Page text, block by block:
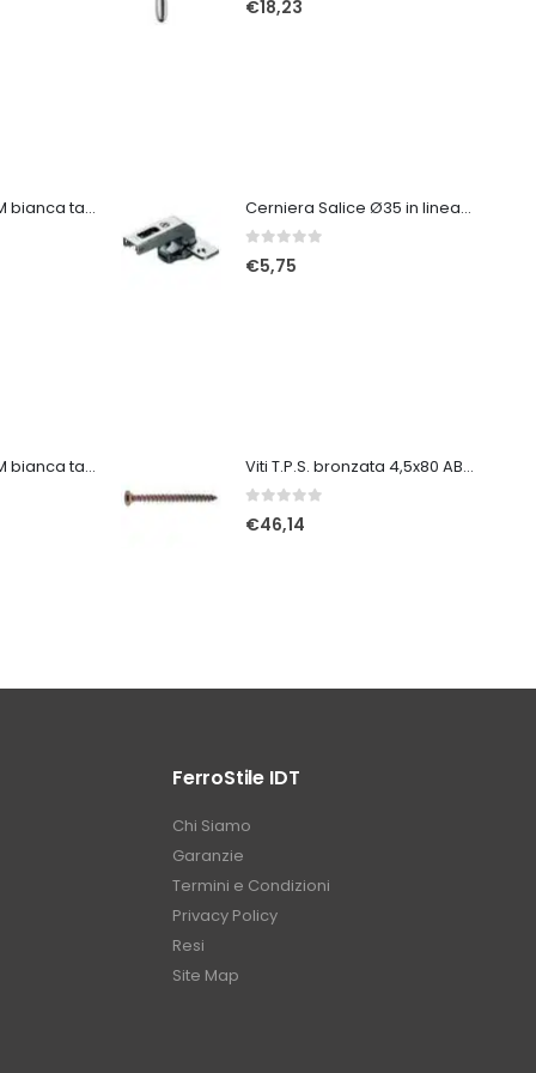
Tuta protettiva 3M bianca taglia XXL
Tuta protettiva 3M bianca taglia XL
€18,23
Cerniera Salice Ø35 in linea corte forti spessori
Su 5
€5,75
Viti T.P.S. bronzata 4,5x80 ABC spax
Su 5
€46,14
FerroStile IDT
Chi Siamo
Garanzie
Termini e Condizioni
Privacy Policy
Resi
Site Map